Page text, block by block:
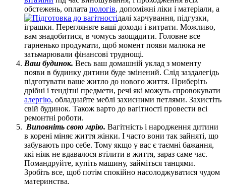
обстежень, оплата пологів, допоміжні ліки і матеріали, а
далі харчування, підгузки,
іграшки. Перегляньте ваші доходи і витрати. Можливо,
вам знадобитися, в чомусь заощадити. Головне все
гарненько продумати, щоб момент появи малюка не
затьмарювали фінансові труднощі.
Ваш будинок. Весь ваш домашній уклад з моменту
появи в будинку дитини буде змінений. Слід заздалегідь
підготувати ваше житло до нового життя. Приберіть
дрібні і тендітні предмети, речі які можуть спровокувати
алергію, обладнайте меблі захисними петлями. Захистіть
свій будинок. Також варто до вагітності провести всі
ремонтні роботи.
Виповніть свою мрію. Вагітність і народження дитини
в корені міняє життя жінки. І часто вони так зайняті, що
забувають про себе. Тому якщо у вас є таємні бажання,
які ніяк не вдавалося втілити в життя, зараз саме час.
Помандруйте, купіть машину, займіться танцями.
Зробіть все, щоб потім спокійно насолоджуватися чудом
материнства.